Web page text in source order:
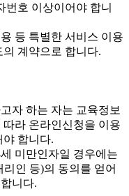
번호 이상이어야 합니
등 특별한 서비스 이용
계약으로 합니다.
자 하는 자는 교육정보
라 온라인신청을 이용
야 합니다.
미만인자일 경우에는
인 등)의 동의를 얻어
니다.